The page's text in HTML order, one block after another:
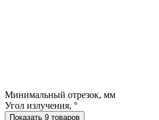
Минимальный отрезок, мм
Угол излучения, °
Показать 9 товаров